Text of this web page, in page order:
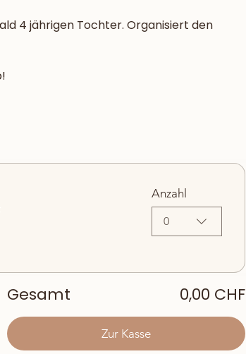
4 jährigen Tochter. Organisiert den
Anzahl
0
Gesamt 0,00 CHF
Zur Kasse